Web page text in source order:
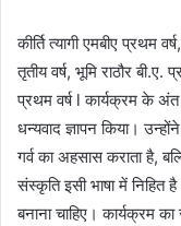
कीर्ति त्यागी एमबीए प्रथम
तृतीय वर्ष, भूमि राठौर बी.ए.
प्रथम वर्ष l कार्यक्रम के
धन्यवाद ज्ञापन किया।
गर्व का अहसास कराता है,
संस्कृति इसी भाषा में
बनाना चाहिए। कार्यक्रम का